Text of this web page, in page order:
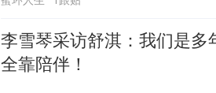
李雪琴采访舒淇：我们是
全靠陪伴！